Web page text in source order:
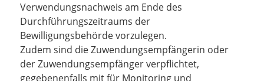
Verwendungsnachweis am Ende des
Durchführungszeitraums der
Bewilligungsbehörde vorzulegen.
Zudem sind die Zuwendungsempfängerin oder
der Zuwendungsempfänger verpflichtet,
gegebenenfalls mit für Monitoring und